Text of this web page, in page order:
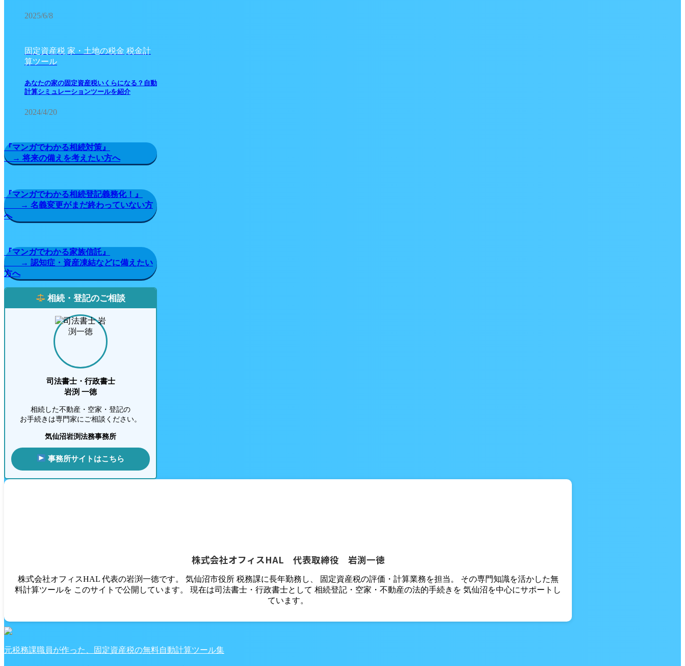
2025/6/8
固定資産税 家・土地の税金 税金計
算ツール
あなたの家の固定資産税いくらになる？自動
計算シミュレーションツールを紹介
2024/4/20
『マンガでわかる相続対策』
→ 将来の備えを考えたい方へ
『マンガでわかる相続登記義務化！』
→ 名義変更がまだ終わっていない方
へ
『マンガでわかる家族信託』
→ 認知症・資産凍結などに備えたい
方へ
相続・登記のご相談
司法書士・行政書士
岩渕 一徳
相続した不動産・空家・登記の
お手続きは専門家にご相談ください。
気仙沼岩渕法務事務所
事務所サイトはこちら
株式会社オフィスHAL 代表取締役 岩渕一徳
株式会社オフィスHAL 代表の岩渕一徳です。 気仙沼市役所 税務課に長年勤務し、 固定資産税の評価・計算業務を担当。 その専門知識を活かした無
料計算ツールを このサイトで公開しています。 現在は司法書士・行政書士として 相続登記・空家・不動産の法的手続きを 気仙沼を中心にサポートし
ています。
元税務課職員が作った、固定資産税の無料自動計算ツール集